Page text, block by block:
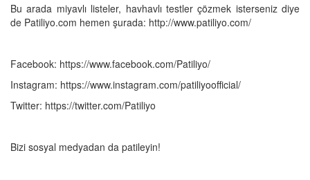
Bu arada miyavlı listeler, havhavlı testler çözmek isterseniz diye
de Patiliyo.com hemen şurada: http://www.patiliyo.com/
Facebook: https://www.facebook.com/Patiliyo/
Instagram: https://www.instagram.com/patiliyoofficial/
Twitter: https://twitter.com/Patiliyo
Bizi sosyal medyadan da patileyin!